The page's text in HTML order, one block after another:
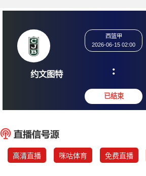
约文图特
2026-06-
:
高清直播 咪咕体育 免费直播